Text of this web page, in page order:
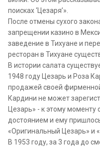
поисках ‘Цезаря’».
После отмены сухого
запрещении казино в
заведение в Тихуане и
ресторан в Тихуане
В истории салата
1948 году Цезарь и Роза
продажей своей
Кардини не может
Цезарь» - к этому
достоянием и ему
«Оригинальный Цезарь» и
В 1953 году, за 3 года до